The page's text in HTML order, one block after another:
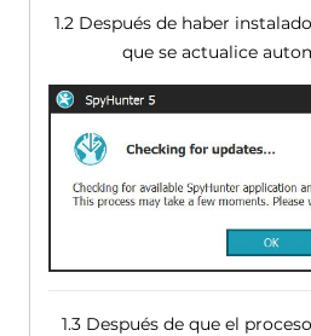
1.2 Después de haber
que se actualice
1.3 Después de que el